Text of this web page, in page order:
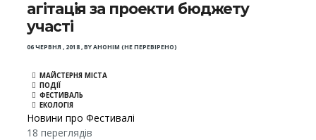
агітація за проекти бюджету
участі
06 ЧЕРВНЯ , 2018,BYАНОНІМ (НЕ ПЕРЕВІРЕНО)
МАЙСТЕРНЯ МІСТА
ПОДІЇ
ФЕСТИВАЛЬ
ЕКОЛОГІЯ
Новини про Фестивалі
18 переглядів